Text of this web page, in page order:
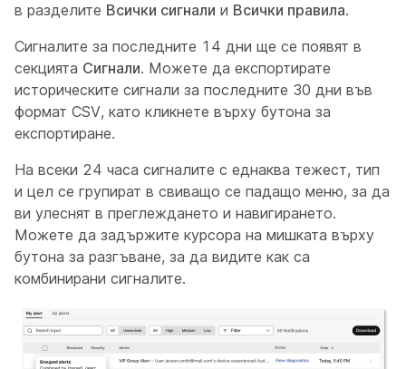
в разделите Всички сигнали и Всички правила.
Сигналите за последните 14 дни ще се появят в
секцията Сигнали. Можете да експортирате
историческите сигнали за последните 30 дни във
формат CSV, като кликнете върху бутона за
експортиране.
На всеки 24 часа сигналите с еднаква тежест, тип
и цел се групират в свиващо се падащо меню, за да
ви улеснят в преглеждането и навигирането.
Можете да задържите курсора на мишката върху
бутона за разгъване, за да видите как са
комбинирани сигналите.